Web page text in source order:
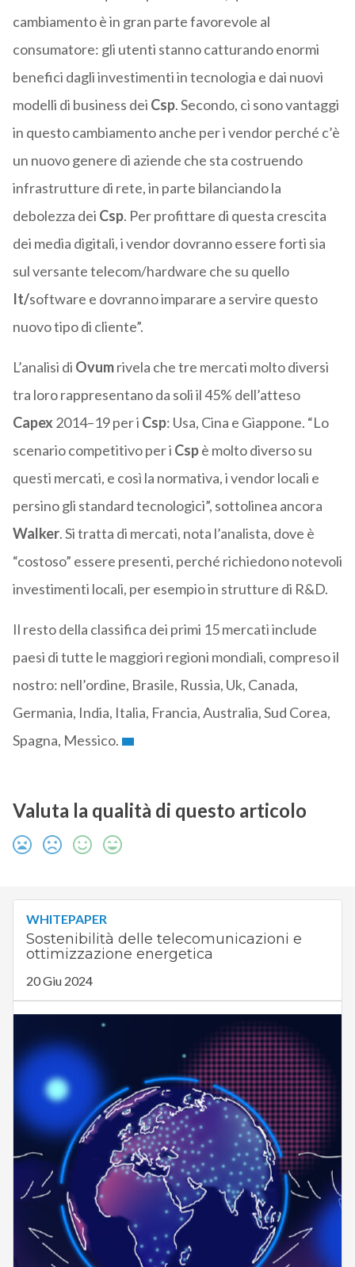
cambiamento è in gran parte favorevole al
consumatore: gli utenti stanno catturando enormi
benefici dagli investimenti in tecnologia e dai nuovi
modelli di business dei Csp. Secondo, ci sono vantaggi
in questo cambiamento anche per i vendor perché c’è
un nuovo genere di aziende che sta costruendo
infrastrutture di rete, in parte bilanciando la
debolezza dei Csp. Per profittare di questa crescita
dei media digitali, i vendor dovranno essere forti sia
sul versante telecom/hardware che su quello
It/software e dovranno imparare a servire questo
nuovo tipo di cliente”.
L’analisi di Ovumrivela che tre mercati molto diversi
tra loro rappresentano da soli il 45% dell’atteso
Capex2014–19 per i Csp: Usa, Cina e Giappone. “Lo
scenario competitivo per i Cspè molto diverso su
questi mercati, e così la normativa, i vendor locali e
persino gli standard tecnologici”, sottolinea ancora
Walker. Si tratta di mercati, nota l’analista, dove è
“costoso” essere presenti, perché richiedono notevoli
investimenti locali, per esempio in strutture di R&D.
Il resto della classifica dei primi 15 mercati include
paesi di tutte le maggiori regioni mondiali, compreso il
nostro: nell’ordine, Brasile, Russia, Uk, Canada,
Germania, India, Italia, Francia, Australia, Sud Corea,
Spagna, Messico.
Valuta la qualità di questo articolo
WHITEPAPER
Sostenibilità delle telecomunicazioni e
ottimizzazione energetica
20 Giu 2024